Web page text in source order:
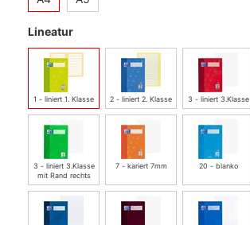
Lineatur
1 - liniert 1. Klasse 2 - liniert 2. Klasse 3 - liniert 3.Klasse
3 - liniert 3.Klasse
mit Rand rechts
7 - kariert 7mm 20 - blanko